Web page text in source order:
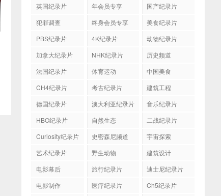
英国纪录片
年会员专享
国产纪录片
犯罪调查
终身会员专享
美食纪录片
PBS纪录片
4K纪录片
动物纪录片
加拿大纪录片
NHK纪录片
历史频道
法国纪录片
体育运动
中国美食
CH4纪录片
考古纪录片
建筑工程
德国纪录片
澳大利亚纪录片
音乐纪录片
HBO纪录片
自然生态
二战纪录片
Curiosity纪录片
史密森尼频道
宇宙探索
艺术纪录片
野生动物
建筑设计
电影幕后
旅行纪录片
迪士尼纪录片
电影制作
医疗纪录片
Ch5纪录片